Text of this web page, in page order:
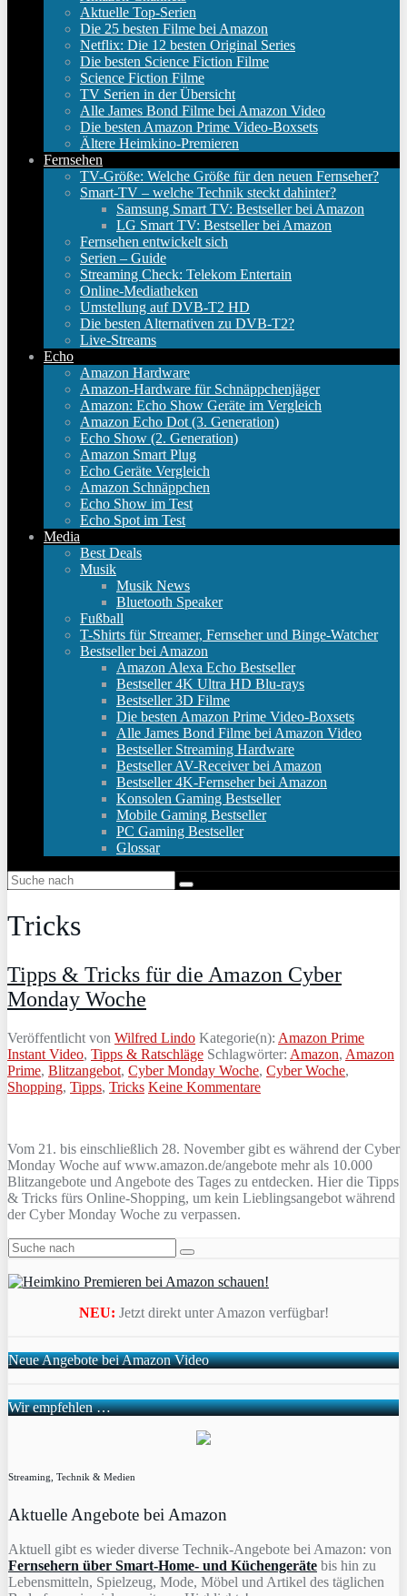
Aktuelle Top-Serien
Die 25 besten Filme bei Amazon
Netflix: Die 12 besten Original Series
Die besten Science Fiction Filme
Science Fiction Filme
TV Serien in der Übersicht
Alle James Bond Filme bei Amazon Video
Die besten Amazon Prime Video-Boxsets
Ältere Heimkino-Premieren
Fernsehen
TV-Größe: Welche Größe für den neuen Fernseher?
Smart-TV – welche Technik steckt dahinter?
Samsung Smart TV: Bestseller bei Amazon
LG Smart TV: Bestseller bei Amazon
Fernsehen entwickelt sich
Serien – Guide
Streaming Check: Telekom Entertain
Online-Mediatheken
Umstellung auf DVB-T2 HD
Die besten Alternativen zu DVB-T2?
Live-Streams
Echo
Amazon Hardware
Amazon-Hardware für Schnäppchenjäger
Amazon: Echo Show Geräte im Vergleich
Amazon Echo Dot (3. Generation)
Echo Show (2. Generation)
Amazon Smart Plug
Echo Geräte Vergleich
Amazon Schnäppchen
Echo Show im Test
Echo Spot im Test
Media
Best Deals
Musik
Musik News
Bluetooth Speaker
Fußball
T-Shirts für Streamer, Fernseher und Binge-Watcher
Bestseller bei Amazon
Amazon Alexa Echo Bestseller
Bestseller 4K Ultra HD Blu-rays
Bestseller 3D Filme
Die besten Amazon Prime Video-Boxsets
Alle James Bond Filme bei Amazon Video
Bestseller Streaming Hardware
Bestseller AV-Receiver bei Amazon
Bestseller 4K-Fernseher bei Amazon
Konsolen Gaming Bestseller
Mobile Gaming Bestseller
PC Gaming Bestseller
Glossar
Tricks
Tipps & Tricks für die Amazon Cyber
Monday Woche
Veröffentlicht von Wilfred Lindo Kategorie(n): Amazon Prime
Instant Video, Tipps & Ratschläge Schlagwörter: Amazon, Amazon
Prime, Blitzangebot, Cyber Monday Woche, Cyber Woche,
Shopping, Tipps, Tricks Keine Kommentare
Vom 21. bis einschließlich 28. November gibt es während der Cyber
Monday Woche auf www.amazon.de/angebote mehr als 10.000
Blitzangebote und Angebote des Tages zu entdecken. Hier die Tipps
& Tricks fürs Online-Shopping, um kein Lieblingsangebot während
der Cyber Monday Woche zu verpassen.
NEU: Jetzt direkt unter Amazon verfügbar!
Neue Angebote bei Amazon Video
Wir empfehlen …
Streaming, Technik & Medien
Aktuelle Angebote bei Amazon
Aktuell gibt es wieder diverse Technik-Angebote bei Amazon: von
Fernsehern über Smart-Home- und Küchengeräte bis hin zu
Lebensmitteln, Spielzeug, Mode, Möbel und Artikel des täglichen